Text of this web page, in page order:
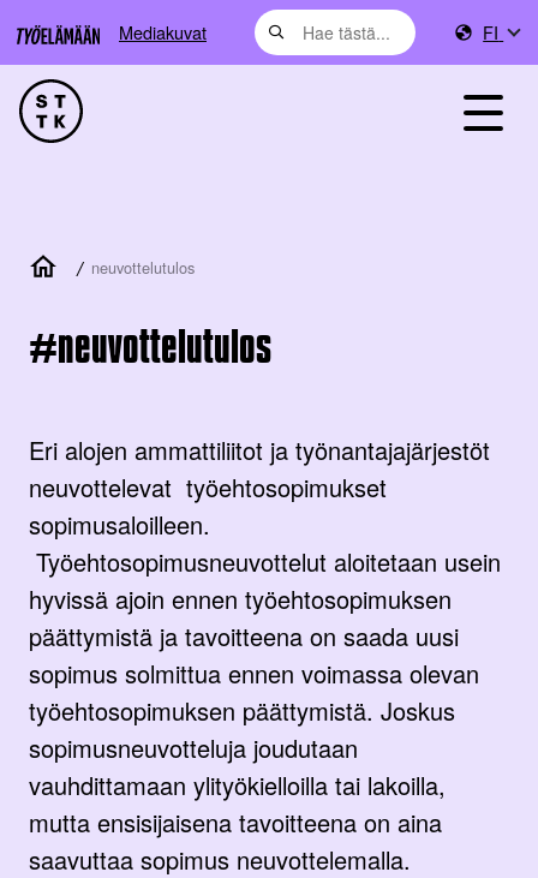
Mediakuvat FI
/ neuvottelutulos
neuvottelutulos
Eri alojen ammattiliitot ja työnantajajärjestöt
neuvottelevat työehtosopimukset
sopimusaloilleen.
Työehtosopimusneuvottelut aloitetaan usein
hyvissä ajoin ennen työehtosopimuksen
päättymistä ja tavoitteena on saada uusi
sopimus solmittua ennen voimassa olevan
työehtosopimuksen päättymistä. Joskus
sopimusneuvotteluja joudutaan
vauhdittamaan ylityökielloilla tai lakoilla,
mutta ensisijaisena tavoitteena on aina
saavuttaa sopimus neuvottelemalla.